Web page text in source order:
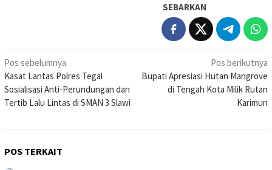
SEBARKAN
Navigasi
pos
Pos sebelumnya
Kasat Lantas Polres Tegal
Sosialisasi Anti-Perundungan dan
Tertib Lalu Lintas di SMAN 3 Slawi
Pos berikutnya
Bupati Apresiasi Hutan Mangrove
di Tengah Kota Milik Rutan
Karimun
POS TERKAIT